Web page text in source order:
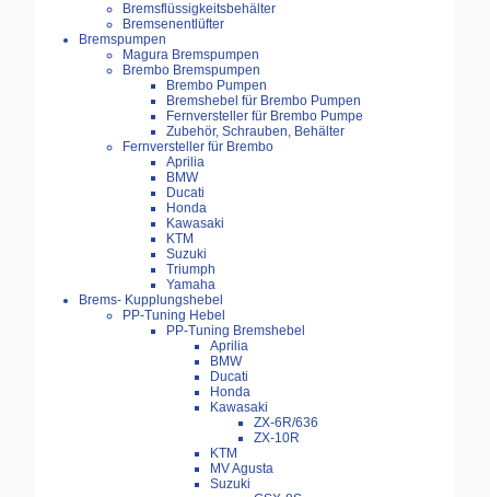
Bremsflüssigkeitsbehälter
Bremsenentlüfter
Bremspumpen
Magura Bremspumpen
Brembo Bremspumpen
Brembo Pumpen
Bremshebel für Brembo Pumpen
Fernversteller für Brembo Pumpe
Zubehör, Schrauben, Behälter
Fernversteller für Brembo
Aprilia
BMW
Ducati
Honda
Kawasaki
KTM
Suzuki
Triumph
Yamaha
Brems- Kupplungshebel
PP-Tuning Hebel
PP-Tuning Bremshebel
Aprilia
BMW
Ducati
Honda
Kawasaki
ZX-6R/636
ZX-10R
KTM
MV Agusta
Suzuki